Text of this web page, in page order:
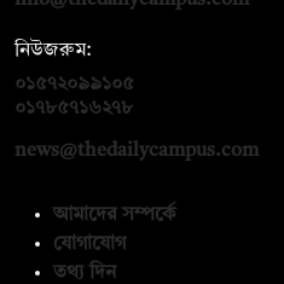
নিউজরুম:
০১৫৭২০৯৯১০৫
০১৭৮৫৭১৬২৭৮
news@thedailycampus.com
আমাদের সম্পর্কে
যোগাযোগ
তথ্য দিন